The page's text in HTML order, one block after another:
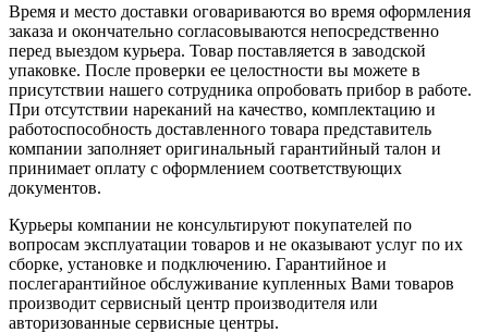
Время и место доставки оговариваются во время оформления
заказа и окончательно согласовываются непосредственно
перед выездом курьера. Товар поставляется в заводской
упаковке. После проверки ее целостности вы можете в
присутствии нашего сотрудника опробовать прибор в работе.
При отсутствии нареканий на качество, комплектацию и
работоспособность доставленного товара представитель
компании заполняет оригинальный гарантийный талон и
принимает оплату с оформлением соответствующих
документов.
Курьеры компании не консультируют покупателей по
вопросам эксплуатации товаров и не оказывают услуг по их
сборке, установке и подключению. Гарантийное и
послегарантийное обслуживание купленных Вами товаров
производит сервисный центр производителя или
авторизованные сервисные центры.